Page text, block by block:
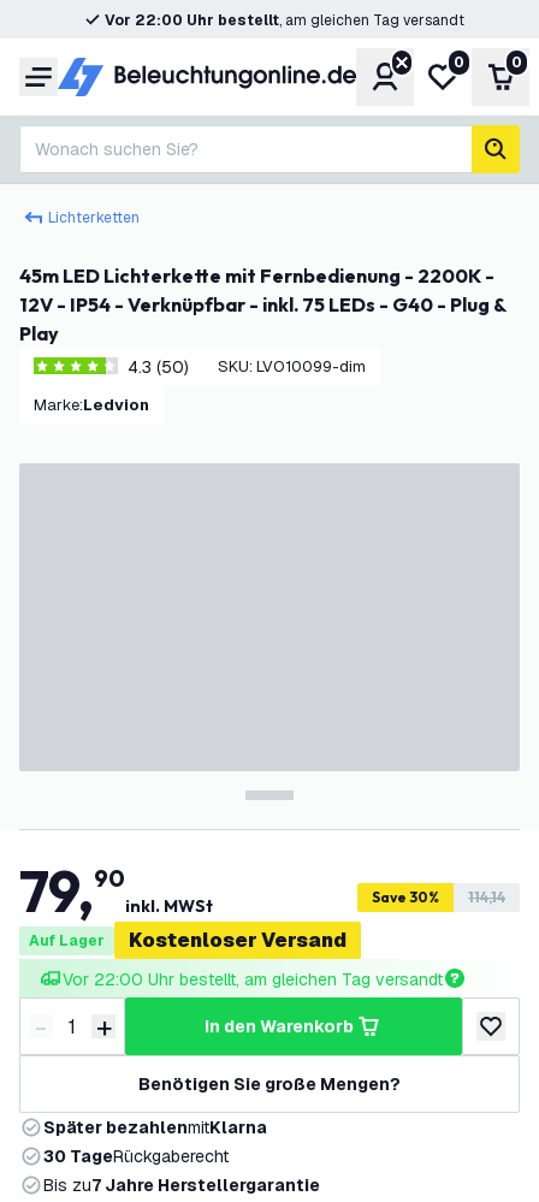
Vor 22:00 Uhr bestellt, am gleichen Tag versandt
Menü KontoMeine
0 0
Wonach suchen Sie?
Lichterketten
45m LED Lichterkette mit Fernbedienung - 2200K -
12V - IP54 - Verknüpfbar - inkl. 75 LEDs - G40 - Plug &
Play
4.3 Bewertungssterne
4.3 (50) SKU: LVO10099-dim
Marke: Ledvion
79,90
inkl. MWSt Save 30% 114,14
Auf Lager Kostenloser Versand
Vor 22:00 Uhr bestellt, am gleichen Tag versandt
Menge verringern
- Menge erhöhen
+ in den Warenkorb
zur
Benötigen Sie große Mengen?
Später bezahlenmitKlarna
30 TageRückgaberecht
Bis zu7 Jahre Herstellergarantie